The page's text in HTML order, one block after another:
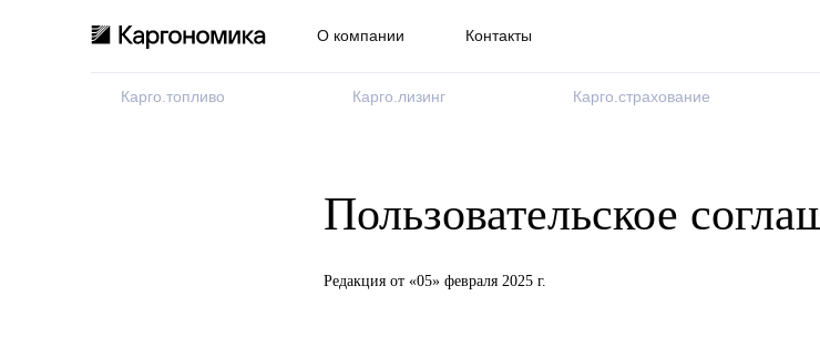
Карго.топливо Карго.лизинг Карго.страхование
Контакты
О компании
Пользовательское
Редакция от «05» февраля 2025 г.